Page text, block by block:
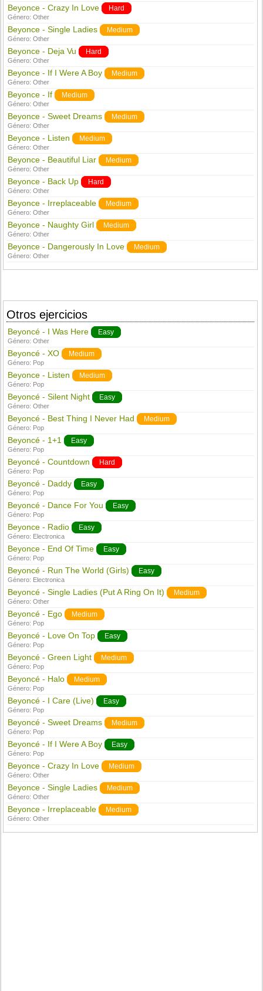
Beyonce - Crazy In Love Hard
Género:Other
Beyonce - Single Ladies Medium
Género:Other
Beyonce - Deja Vu Hard
Género:Other
Beyonce - If I Were A Boy Medium
Género:Other
Beyonce - If Medium
Género:Other
Beyonce - Sweet Dreams Medium
Género:Other
Beyonce - Listen Medium
Género:Other
Beyonce - Beautiful Liar Medium
Género:Other
Beyonce - Back Up Hard
Género:Other
Beyonce - Irreplaceable Medium
Género:Other
Beyonce - Naughty Girl Medium
Género:Other
Beyonce - Dangerously In Love Medium
Género:Other
Otros ejercicios
Beyoncé - I Was Here Easy
Género:Other
Beyoncé - XO Medium
Género: Pop
Beyonce - Listen Medium
Género: Pop
Beyoncé - Silent Night Easy
Género:Other
Beyoncé - Best Thing I Never Had Medium
Género: Pop
Beyoncé - 1+1 Easy
Género: Pop
Beyoncé - Countdown Hard
Género: Pop
Beyoncé - Daddy Easy
Género: Pop
Beyoncé - Dance For You Easy
Género: Pop
Beyonce - Radio Easy
Género: Electronica
Beyonce - End Of Time Easy
Género: Pop
Beyoncé - Run The World (Girls) Easy
Género: Electronica
Beyoncé - Single Ladies (Put A Ring On It) Medium
Género:Other
Beyoncé - Ego Medium
Género: Pop
Beyoncé - Love On Top Easy
Género: Pop
Beyoncé - Green Light Medium
Género: Pop
Beyoncé - Halo Medium
Género: Pop
Beyoncé - I Care (Live) Easy
Género: Pop
Beyoncé - Sweet Dreams Medium
Género: Pop
Beyoncé - If I Were A Boy Easy
Género: Pop
Beyonce - Crazy In Love Medium
Género:Other
Beyonce - Single Ladies Medium
Género:Other
Beyonce - Irreplaceable Medium
Género:Other